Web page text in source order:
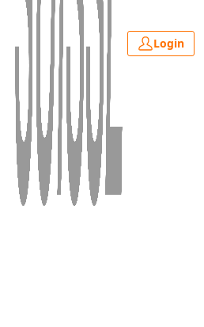
Login